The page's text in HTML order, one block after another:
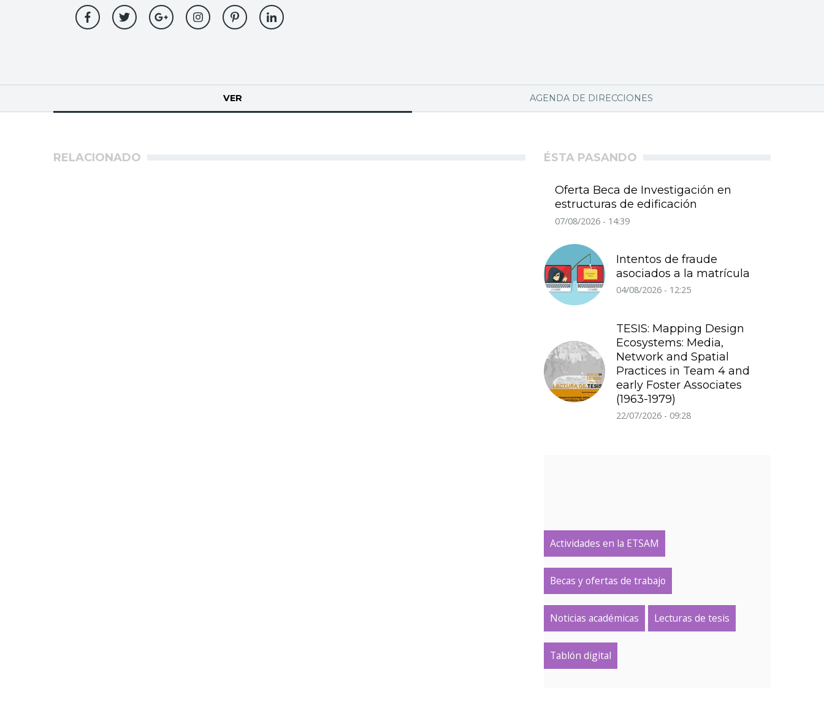
principales
VER AGENDA DE DIRECCIONES
RELACIONADO ÉSTA PASANDO
Oferta Beca de Investigación en
estructuras de edificación
07/08/2026 - 14:39
Intentos de fraude
asociados a la matrícula
04/08/2026 - 12:25
TESIS: Mapping Design
Ecosystems: Media,
Network and Spatial
Practices in Team 4 and
early Foster Associates
(1963-1979)
22/07/2026 - 09:28
Actividades en la ETSAM
Becas y ofertas de trabajo
Noticias académicas Lecturas de tesis
Tablón digital